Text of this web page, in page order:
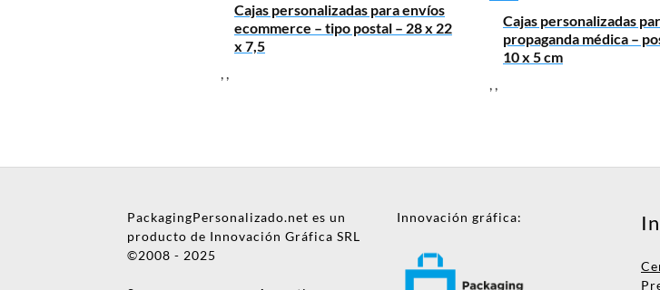
Cajas personalizadas para envíos
ecommerce – tipo postal – 28 x 22
x 7,5
, ,
Cajas personalizadas
propaganda médica –
10 x 5 cm
, ,
PackagingPersonalizado.net es un
producto de Innovación Gráfica SRL
©2008 - 2025
Innovación gráfica: